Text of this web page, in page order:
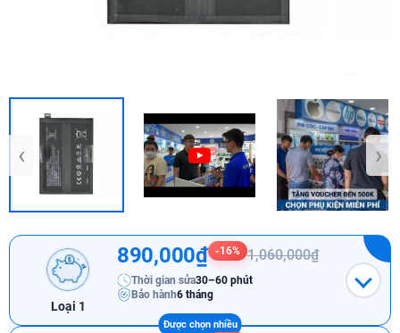
‹ ›
Loại 1
890,000₫ -16% 1,060,000₫
Thời gian sửa30–60 phút
Bảo hành6 tháng